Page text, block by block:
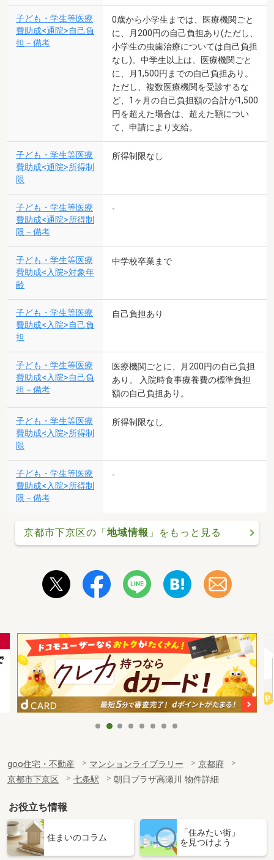
子ども・学生等医療
費助成<通院>自己負
担－備考
0歳から小学生までは、医療機関ごと
に、月200円の自己負担あり(ただし、
小学生の虫歯治療については自己負担
なし)。中学生以上は、医療機関ごと
に、月1,500円までの自己負担あり。
ただし、複数医療機関を受診するな
ど、1ヶ月の自己負担額の合計が1,500
円を超えた場合は、超えた額につい
て、申請により支給。
子ども・学生等医療
費助成<通院>所得制
限
所得制限なし
子ども・学生等医療
費助成<通院>所得制
限－備考
-
子ども・学生等医療
費助成<入院>対象年
齢
中学校卒業まで
子ども・学生等医療
費助成<入院>自己負
担
自己負担あり
子ども・学生等医療
費助成<入院>自己負
担－備考
医療機関ごとに、月200円の自己負担
あり。 入院時食事療養費の標準負担
額の自己負担あり。
子ども・学生等医療
費助成<入院>所得制
限
所得制限なし
子ども・学生等医療
費助成<入院>所得制
限－備考
-
京都市下京区の「 地域情報 」をもっと見る
goo住宅・不動産 マンションライブラリー
京都府
京都市下京区
七条駅 朝日プラザ高瀬川 物件詳細
お役立ち情報
住まいのコラム
「住みたい街」
を見つけよう